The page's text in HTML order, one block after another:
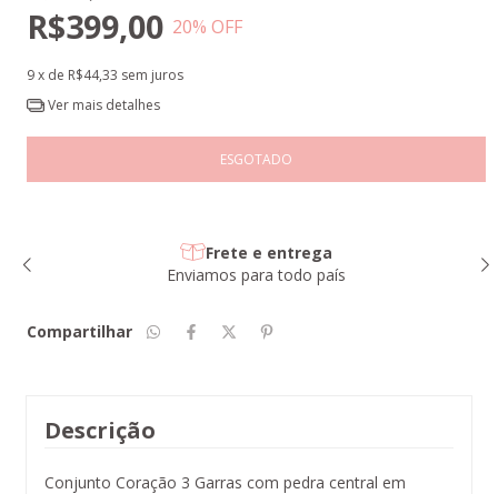
R$399,00 20% OFF
9x de R$44,33 sem juros
Ver mais detalhes
Frete e entrega
Enviamos para todo país
Compartilhar
Descrição
Conjunto Coração 3 Garras com pedra central em